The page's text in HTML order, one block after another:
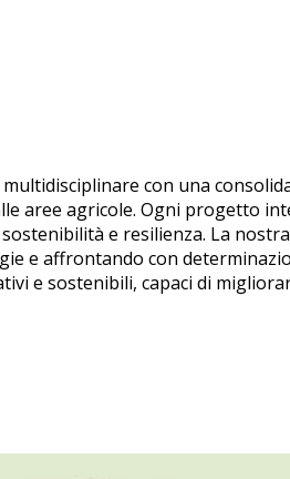
con una
aree agricole. Ogni progetto
e resilienza. La
e affrontando con
e sostenibili, capaci di